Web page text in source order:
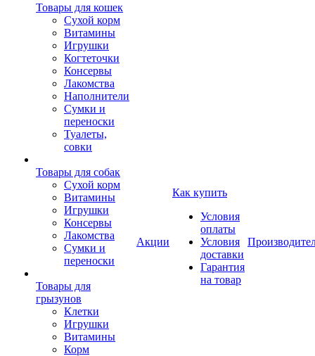
Товары для кошек
Cухой корм
Витамины
Игрушки
Когтеточки
Консервы
Лакомства
Наполнители
Сумки и
переноски
Туалеты,
совки
Товары для собак
Cухой корм
Витамины
Игрушки
Консервы
Лакомства
Сумки и
переноски
Товары для
грызунов
Клетки
Игрушки
Витамины
Корм
Акции
Как купить
Условия
оплаты
Условия
доставки
Гарантия
на товар